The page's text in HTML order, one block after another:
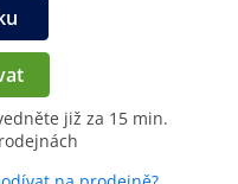
již za 15 min.